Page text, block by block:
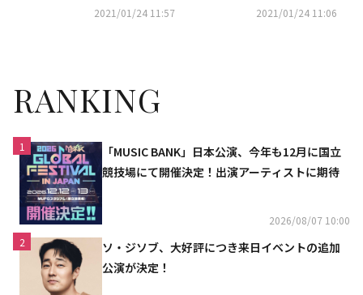
APAN STAR AWARDS」で大賞
2021/01/24 11:57 「2020 APAN STAR AWARDS」
2021/01/24 11:06
RANKING
1
「MUSIC BANK」日本公演、今年も12月に国立
競技場にて開催決定！出演アーティストに期待
2026/08/07 10:00
2
ソ・ジソブ、大好評につき来日イベントの追加
公演が決定！